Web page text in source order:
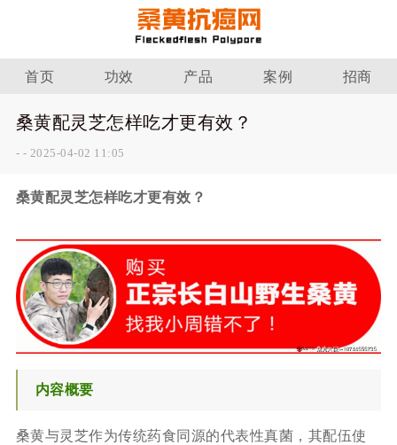
首页 功效 产品 案例 招商
桑黄配灵芝怎样吃才更有效？
- - 2025-04-02 11:05
桑黄配灵芝怎样吃才更有效？
内容概要
桑黄与灵芝作为传统药食同源的代表性真菌，其配伍使